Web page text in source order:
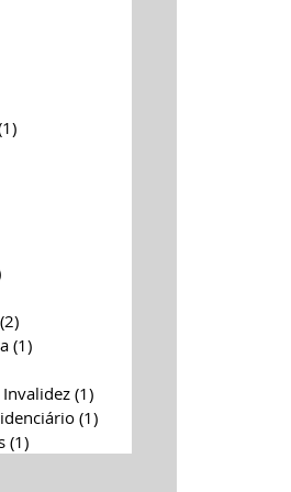
posts
1 post
3 posts
(2)2 posts
(1)1 post
(1)1 post
(1)1 post
(1)1 post